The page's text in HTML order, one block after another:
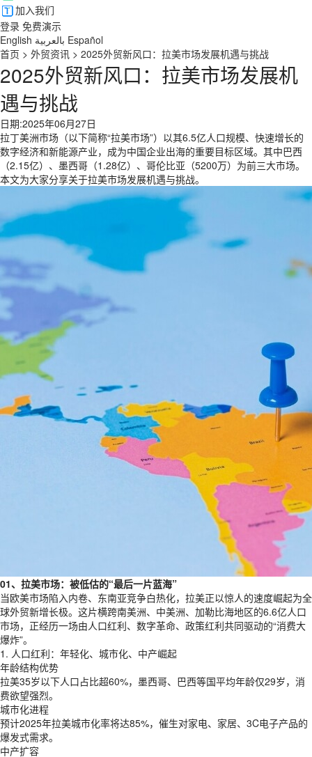
加入我们
登录 免费演示
English بالعربية Español
首页 > 外贸资讯 > 2025外贸新风口：拉美市场发展机遇与挑战
2025外贸新风口：拉美市场发展机
遇与挑战
日期:2025年06月27日
拉丁美洲市场（以下简称“拉美市场”）以其6.5亿人口规模、快速增长的
数字经济和新能源产业，成为中国企业出海的重要目标区域。其中巴西
（2.15亿）、墨西哥（1.28亿）、哥伦比亚（5200万）为前三大市场。‌‌
本文为大家分享关于拉美市场发展机遇与挑战。
01、拉美市场：被低估的“最后一片蓝海”
当欧美市场陷入内卷、东南亚竞争白热化，拉美正以惊人的速度崛起为全
球外贸新增长极。这片横跨南美洲、中美洲、加勒比海地区的6.6亿人口
市场，正经历一场由人口红利、数字革命、政策红利共同驱动的“消费大
爆炸”。
1. 人口红利：年轻化、城市化、中产崛起
年龄结构优势
拉美35岁以下人口占比超60%，墨西哥、巴西等国平均年龄仅29岁，消
费欲望强烈。
城市化进程
预计2025年拉美城市化率将达85%，催生对家电、家居、3C电子产品的
爆发式需求。
中产扩容